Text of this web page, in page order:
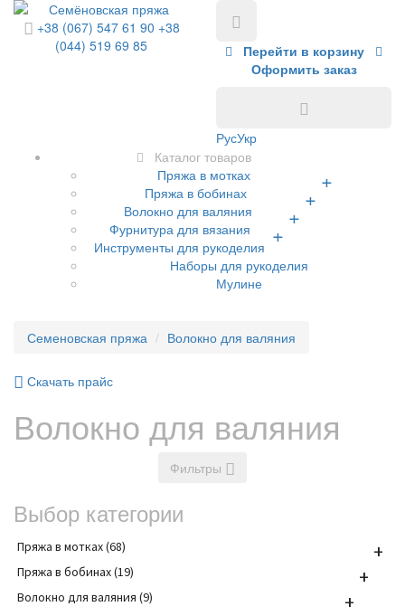
+38 (067) 547 61 90 +38
(044) 519 69 85
Перейти в корзину
Оформить заказ
РусУкр
Каталог товаров
Пряжа в мотках
+
Пряжа в бобинах +
Волокно для валяния +
Фурнитура для вязания +
Инструменты для рукоделия
Наборы для рукоделия
Мулине
Семеновская пряжа Волокно для валяния
Скачать прайс
Волокно для валяния
Фильтры
Выбор категории
Пряжа в мотках (68) +
Пряжа в бобинах (19) +
Волокно для валяния (9) +